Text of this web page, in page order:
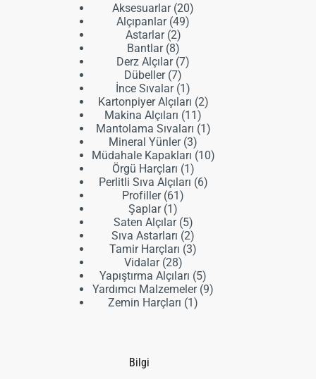
Aksesuarlar 2020
Alçıpanlar 4949
Astarlar 22
ürün
Bantlar 88
ürün
Derz Alçılar 77
Dübeller 77
ürün
İnce Sıvalar 11
ürün
Kartonpiyer Alçıları 22
Makina Alçıları 1111
ürün
Mantolama Sıvaları 1 1
Mineral Yünler 33
ürün
Müdahale Kapakları 1010
Örgü Harçları 1 1
ürün
Perlitli Sıva Alçıları 66
Profiller 6161
Şaplar 11
ürün
Saten Alçılar 55
ürün
Sıva Astarları 22
ürün
Tamir Harçları 33
Vidalar 2828
ürün
Yapıştırma Alçıları 55
ürün
Yardımcı Malzemeler 99
Zemin Harçları 11
Bilgi